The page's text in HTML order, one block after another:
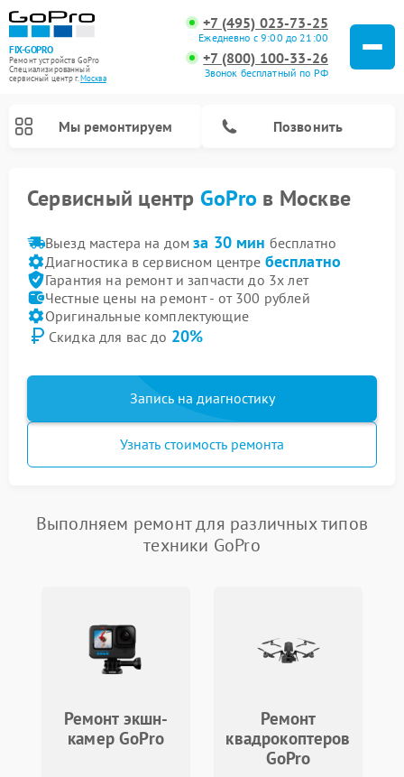
FIX-GOPRO
Ремонт устройств GoPro
Специализированный
cервисный центр г.Москва
+7 (495) 023-73-25
Ежедневно с 9:00 до 21:00
+7 (800) 100-33-26
Звонок бесплатный по РФ
Мы ремонтируем Позвонить
Сервисный центр GoPro в Москве
Выезд мастера на домза 30 мин бесплатно
Диагностика в сервисном центре бесплатно
Гарантия на ремонт и запчасти до 3х лет
Честные цены на ремонт - от 300 рублей
Оригинальные комплектующие
Скидка для вас до 20%
Запись на диагностику
Узнать стоимость ремонта
Выполняем ремонт для различных типов
техники GoPro
Ремонт экшн-
камер GoPro
Ремонт
квадрокоптеров
GoPro